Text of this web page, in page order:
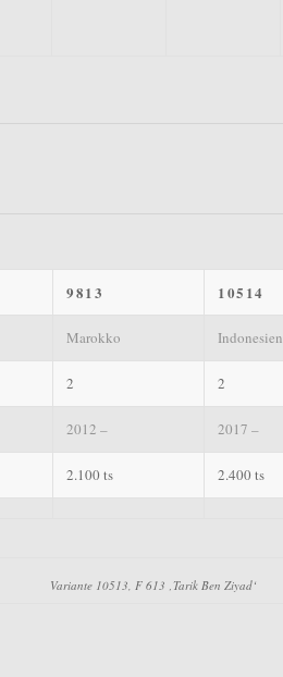
9813 10514
Marokko Indonesien
2 2
2012 – 2017 –
2.100 ts 2.400 ts
Variante 10513, F 613 ‚Tarik Ben Ziyad‘